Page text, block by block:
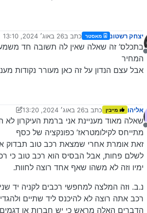
מנותק
יצחק רשטונ מאסטר כתב ב26 באוג׳ 2024, 13:10
נערך לאחרונה על ידי
בתכלס’ זה שאלה שאין לה תשובה חד
המחיר
אבל עצם הנדון על זה כאן מעורר נקודות
מנותק
אליהו מייבין כתב ב26 באוג׳ 2024, 13:20
נערך לאחרונה על ידי יעקב מ. פינס
שאלה מאוד מעניינת אני ברמת העיקרון
מתייחס לקילומטראז’ כפונקציה של כסף
זאת אומרת אחרי שמצאת רכב טוב תבדוק
לשלם פחות, אבל הבסיס הוא רכב טוב כי
ימיו וזה לא משהו שאף אחד רוצה לחוות.
נ.ב. וזה המלצה למחפשי רכבים לקניה יד
רכב אתה רוצה לא להיכנס ליד שתיים
הדברים האלה מראש כי יש חברות או